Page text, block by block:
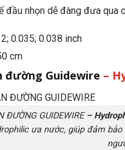
đầu nhọn dễ đàng đưa qua
0.035; 0.038 inch
cm
đường Guidewire –
ĐƯỜNG GUIDEWIRE –
ưa nước, giúp đảm